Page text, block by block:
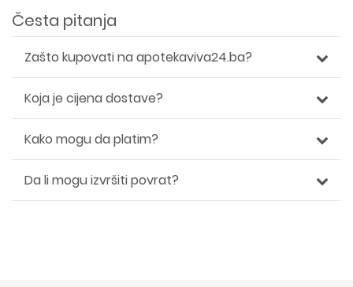
Česta pitanja
Zašto kupovati na apotekaviva24.ba?
Koja je cijena dostave?
Kako mogu da platim?
Da li mogu izvršiti povrat?